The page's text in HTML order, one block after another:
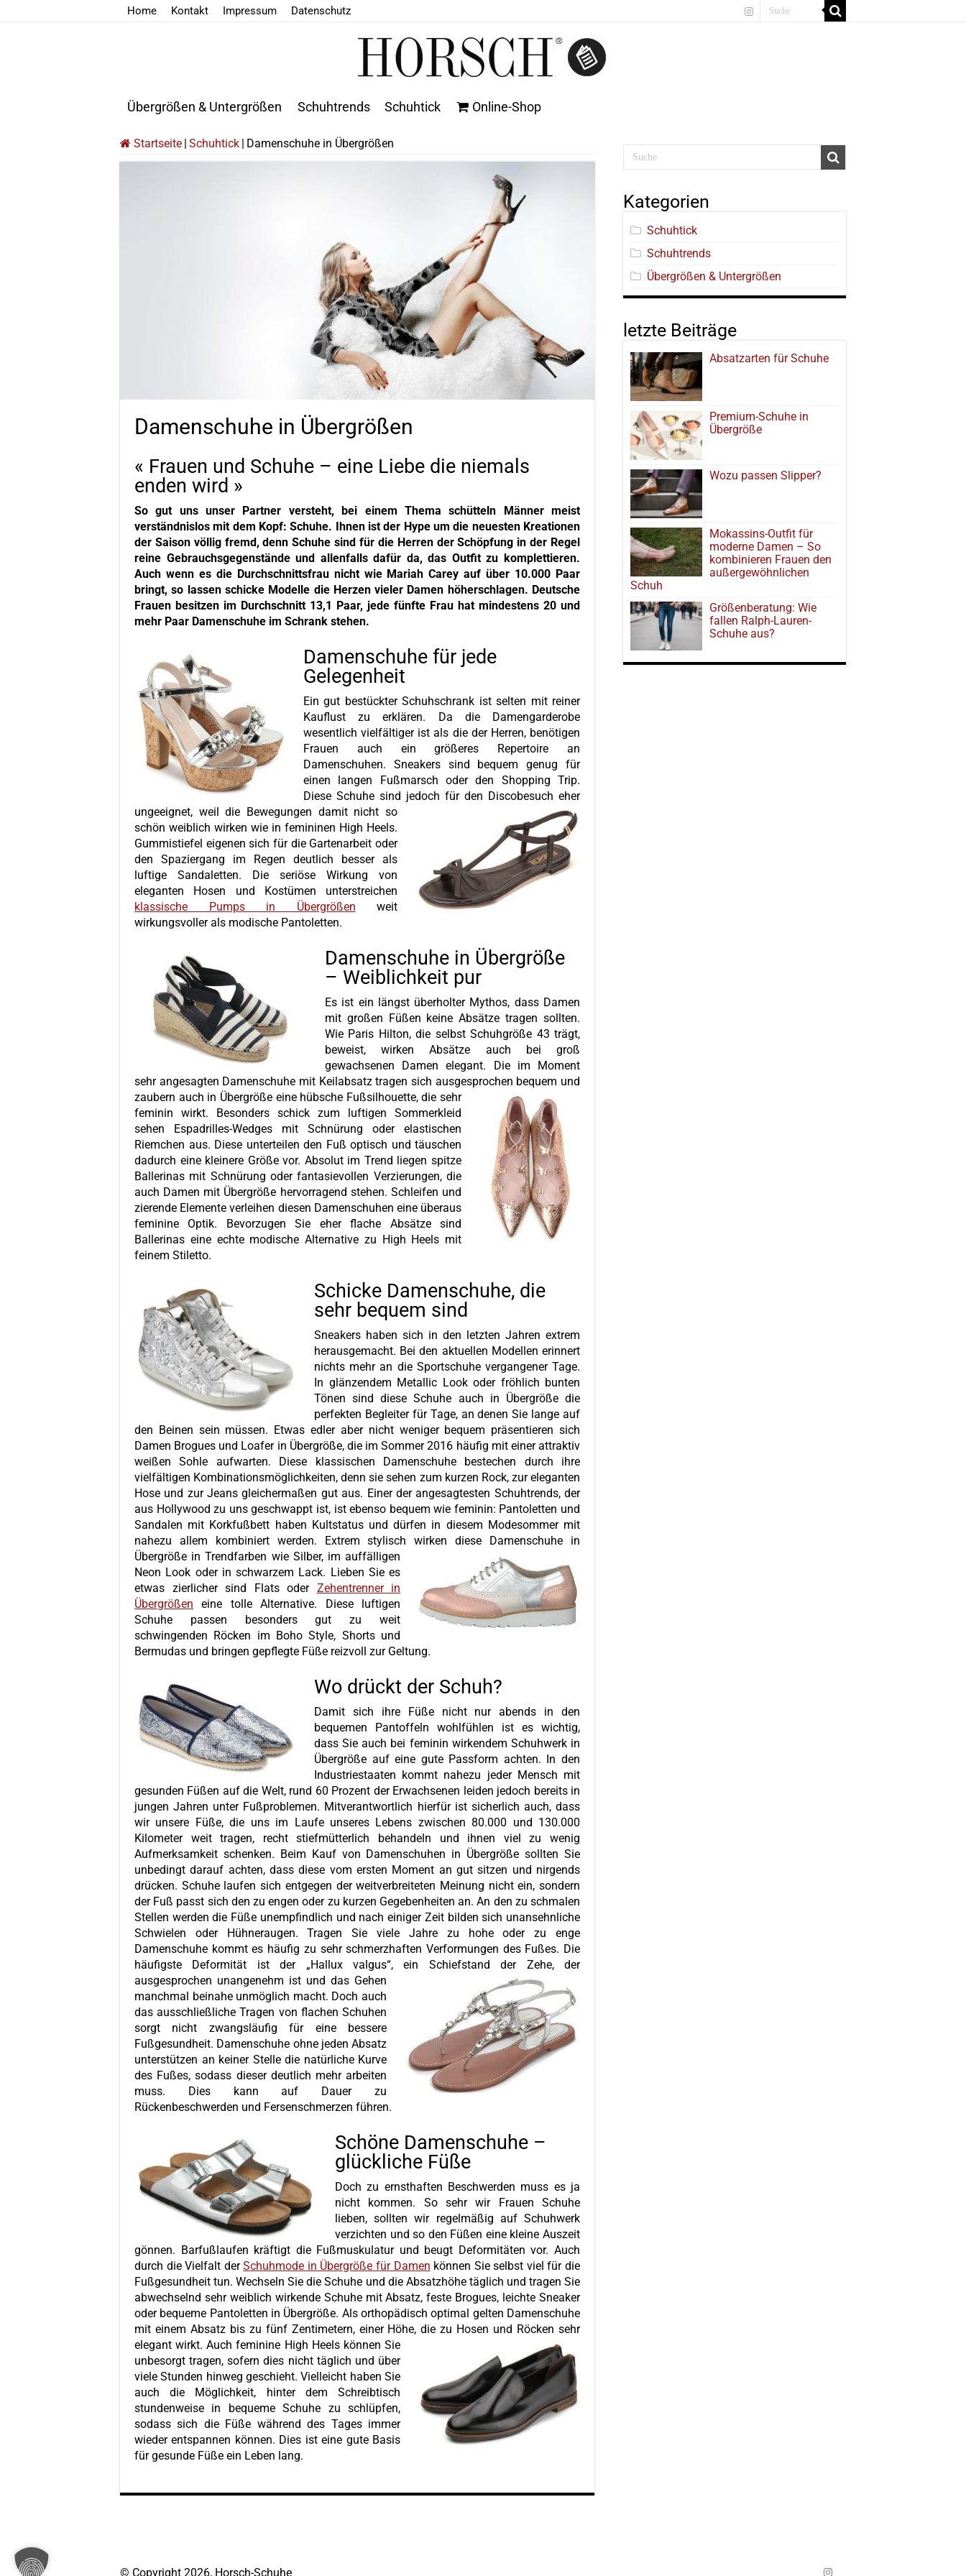
Home Kontakt Impressum Datenschutz
Übergrößen & Untergrößen Schuhtrends Schuhtick Online-Shop
Startseite Schuhtick Damenschuhe in Übergrößen
Damenschuhe in Übergrößen
« Frauen und Schuhe – eine Liebe die niemals
enden wird »
So gut uns unser Partner versteht, bei einem Thema schütteln Männer meist
verständnislos mit dem Kopf: Schuhe. Ihnen ist der Hype um die neuesten Kreationen
der Saison völlig fremd, denn Schuhe sind für die Herren der Schöpfung in der Regel
reine Gebrauchsgegenstände und allenfalls dafür da, das Outfit zu komplettieren.
Auch wenn es die Durchschnittsfrau nicht wie Mariah Carey auf über 10.000 Paar
bringt, so lassen schicke Modelle die Herzen vieler Damen höherschlagen. Deutsche
Frauen besitzen im Durchschnitt 13,1 Paar, jede fünfte Frau hat mindestens 20 und
mehr Paar Damenschuhe im Schrank stehen.
Damenschuhe für jede
Gelegenheit
Ein gut bestückter Schuhschrank ist selten mit reiner
Kauflust zu erklären. Da die Damengarderobe
wesentlich vielfältiger ist als die der Herren, benötigen
Frauen auch ein größeres Repertoire an
Damenschuhen. Sneakers sind bequem genug für
einen langen Fußmarsch oder den Shopping Trip.
Diese Schuhe sind jedoch für den Discobesuch eher
ungeeignet, weil die Bewegungen damit nicht so
schön weiblich wirken wie in femininen High Heels.
Gummistiefel eigenen sich für die Gartenarbeit oder
den Spaziergang im Regen deutlich besser als
luftige Sandaletten. Die seriöse Wirkung von
eleganten Hosen und Kostümen unterstreichen
klassische Pumps in Übergrößen weit
wirkungsvoller als modische Pantoletten.
Damenschuhe in Übergröße
– Weiblichkeit pur
Es ist ein längst überholter Mythos, dass Damen
mit großen Füßen keine Absätze tragen sollten.
Wie Paris Hilton, die selbst Schuhgröße 43 trägt,
beweist, wirken Absätze auch bei groß
gewachsenen Damen elegant. Die im Moment
sehr angesagten Damenschuhe mit Keilabsatz tragen sich ausgesprochen bequem und
zaubern auch in Übergröße eine hübsche Fußsilhouette, die sehr
feminin wirkt. Besonders schick zum luftigen Sommerkleid
sehen Espadrilles-Wedges mit Schnürung oder elastischen
Riemchen aus. Diese unterteilen den Fuß optisch und täuschen
dadurch eine kleinere Größe vor. Absolut im Trend liegen spitze
Ballerinas mit Schnürung oder fantasievollen Verzierungen, die
auch Damen mit Übergröße hervorragend stehen. Schleifen und
zierende Elemente verleihen diesen Damenschuhen eine überaus
feminine Optik. Bevorzugen Sie eher flache Absätze sind
Ballerinas eine echte modische Alternative zu High Heels mit
feinem Stiletto.
Schicke Damenschuhe, die
sehr bequem sind
Sneakers haben sich in den letzten Jahren extrem
herausgemacht. Bei den aktuellen Modellen erinnert
nichts mehr an die Sportschuhe vergangener Tage.
In glänzendem Metallic Look oder fröhlich bunten
Tönen sind diese Schuhe auch in Übergröße die
perfekten Begleiter für Tage, an denen Sie lange auf
den Beinen sein müssen. Etwas edler aber nicht weniger bequem präsentieren sich
Damen Brogues und Loafer in Übergröße, die im Sommer 2016 häufig mit einer attraktiv
weißen Sohle aufwarten. Diese klassischen Damenschuhe bestechen durch ihre
vielfältigen Kombinationsmöglichkeiten, denn sie sehen zum kurzen Rock, zur eleganten
Hose und zur Jeans gleichermaßen gut aus. Einer der angesagtesten Schuhtrends, der
aus Hollywood zu uns geschwappt ist, ist ebenso bequem wie feminin: Pantoletten und
Sandalen mit Korkfußbett haben Kultstatus und dürfen in diesem Modesommer mit
nahezu allem kombiniert werden. Extrem stylisch wirken diese Damenschuhe in
Übergröße in Trendfarben wie Silber, im auffälligen
Neon Look oder in schwarzem Lack. Lieben Sie es
etwas zierlicher sind Flats oder Zehentrenner in
Übergrößen eine tolle Alternative. Diese luftigen
Schuhe passen besonders gut zu weit
schwingenden Röcken im Boho Style, Shorts und
Bermudas und bringen gepflegte Füße reizvoll zur Geltung.
Wo drückt der Schuh?
Damit sich ihre Füße nicht nur abends in den
bequemen Pantoffeln wohlfühlen ist es wichtig,
dass Sie auch bei feminin wirkendem Schuhwerk in
Übergröße auf eine gute Passform achten. In den
Industriestaaten kommt nahezu jeder Mensch mit
gesunden Füßen auf die Welt, rund 60 Prozent der Erwachsenen leiden jedoch bereits in
jungen Jahren unter Fußproblemen. Mitverantwortlich hierfür ist sicherlich auch, dass
wir unsere Füße, die uns im Laufe unseres Lebens zwischen 80.000 und 130.000
Kilometer weit tragen, recht stiefmütterlich behandeln und ihnen viel zu wenig
Aufmerksamkeit schenken. Beim Kauf von Damenschuhen in Übergröße sollten Sie
unbedingt darauf achten, dass diese vom ersten Moment an gut sitzen und nirgends
drücken. Schuhe laufen sich entgegen der weitverbreiteten Meinung nicht ein, sondern
der Fuß passt sich den zu engen oder zu kurzen Gegebenheiten an. An den zu schmalen
Stellen werden die Füße unempfindlich und nach einiger Zeit bilden sich unansehnliche
Schwielen oder Hühneraugen. Tragen Sie viele Jahre zu hohe oder zu enge
Damenschuhe kommt es häufig zu sehr schmerzhaften Verformungen des Fußes. Die
häufigste Deformität ist der „Hallux valgus“, ein Schiefstand der Zehe, der
ausgesprochen unangenehm ist und das Gehen
manchmal beinahe unmöglich macht. Doch auch
das ausschließliche Tragen von flachen Schuhen
sorgt nicht zwangsläufig für eine bessere
Fußgesundheit. Damenschuhe ohne jeden Absatz
unterstützen an keiner Stelle die natürliche Kurve
des Fußes, sodass dieser deutlich mehr arbeiten
muss. Dies kann auf Dauer zu
Rückenbeschwerden und Fersenschmerzen führen.
Schöne Damenschuhe –
glückliche Füße
Doch zu ernsthaften Beschwerden muss es ja
nicht kommen. So sehr wir Frauen Schuhe
lieben, sollten wir regelmäßig auf Schuhwerk
verzichten und so den Füßen eine kleine Auszeit
gönnen. Barfußlaufen kräftigt die Fußmuskulatur und beugt Deformitäten vor. Auch
durch die Vielfalt derSchuhmode in Übergröße für Damen können Sie selbst viel für die
Fußgesundheit tun. Wechseln Sie die Schuhe und die Absatzhöhe täglich und tragen Sie
abwechselnd sehr weiblich wirkende Schuhe mit Absatz, feste Brogues, leichte Sneaker
oder bequeme Pantoletten in Übergröße. Als orthopädisch optimal gelten Damenschuhe
mit einem Absatz bis zu fünf Zentimetern, einer Höhe, die zu Hosen und Röcken sehr
elegant wirkt.Auch feminine High Heels können Sie
unbesorgt tragen, sofern dies nicht täglich und über
viele Stunden hinweg geschieht. Vielleicht haben Sie
auch die Möglichkeit, hinter dem Schreibtisch
stundenweise in bequeme Schuhe zu schlüpfen,
sodass sich die Füße während des Tages immer
wieder entspannen können. Dies ist eine gute Basis
für gesunde Füße ein Leben lang.
Kategorien
Schuhtick
Schuhtrends
Übergrößen & Untergrößen
letzte Beiträge
Absatzarten für Schuhe
Premium-Schuhe in
Übergröße
Wozu passen Slipper?
Mokassins-Outfit für
moderne Damen – So
kombinieren Frauen den
außergewöhnlichen
Schuh
Größenberatung: Wie
fallen Ralph-Lauren-
Schuhe aus?
© Copyright 2026, Horsch-Schuhe